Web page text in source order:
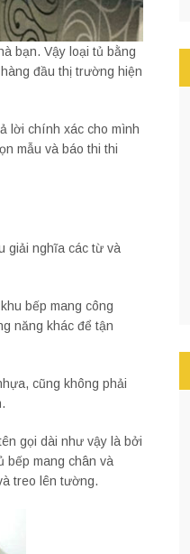
bạn. Vậy loại tủ bằng
đầu thị trường hiện
lời chính xác cho mình
mẫu và báo thi thi
giải nghĩa các từ và
bếp mang công
năng khác để tận
cũng không phải
gọi dài như vậy là bởi
bếp mang chân và
treo lên tường.